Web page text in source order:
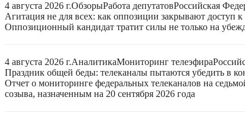
4 августа 2026 г.ОбзорыРабота депутатовРоссийская
Агитация не для всех: как оппозиции закрывают доступ
Оппозиционный кандидат тратит силы не только на
4 августа 2026 г.АналитикаМониторинг телеэфира
Праздник общей беды: телеканалы пытаются убедить в
Отчет о мониторинге федеральных телеканалов на
созыва, назначенным на 20 сентября 2026 года